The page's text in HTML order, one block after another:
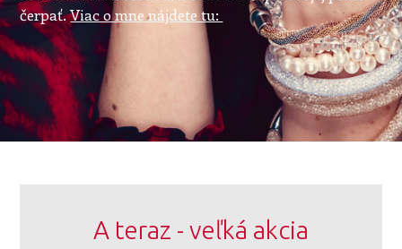
čerpať.Viac o mne nájdete tu:
A teraz - veľká akcia